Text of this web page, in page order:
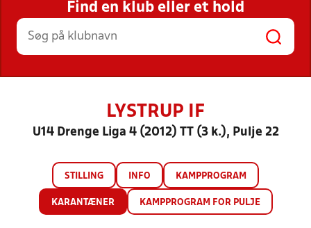
STILLINGER, RESULTATER, KLUBBER OG
HOLD
Find en klub eller et hold
LYSTRUP IF
U14 Drenge Liga 4 (2012) TT (3 k.), Pulje 22
STILLING INFO KAMPPROGRAM
KARANTÆNER KAMPPROGRAM FOR PULJE